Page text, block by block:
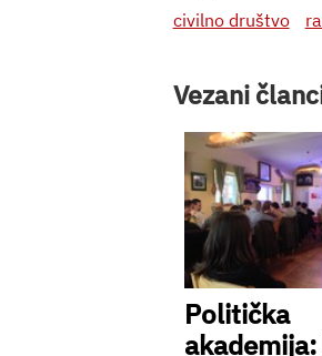
civilno društvo
Vezani
Politička